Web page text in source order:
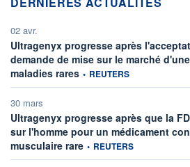
02 avr.
Ultragenyx progresse après
demande de mise sur le marché
maladies rares information fournie par
• REUTERS
30 mars
Ultragenyx progresse après que la
sur l'homme pour un médicament
musculaire rare information fournie par
• REUTERS